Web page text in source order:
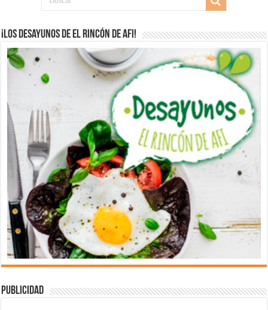
¡Los desayunos de El Rincón de Afi!
Publicidad